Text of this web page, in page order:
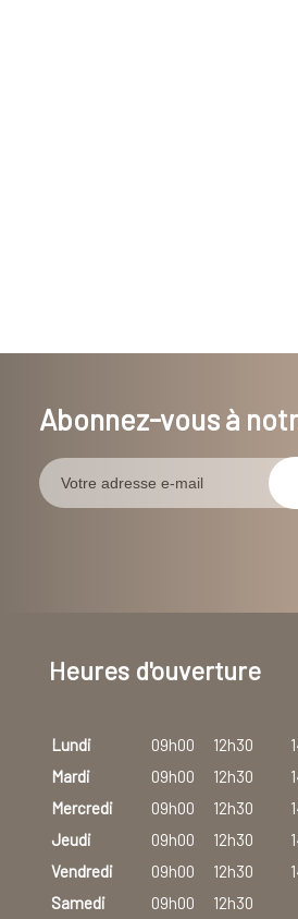
Abonnez-vous à
Heures d'ouverture
Lundi 09h00 12h30
Mardi
09h00 12h30
Mercredi
09h00 12h30
Jeudi
09h00 12h30
Vendredi
09h00 12h30
Samedi
09h00
12h30